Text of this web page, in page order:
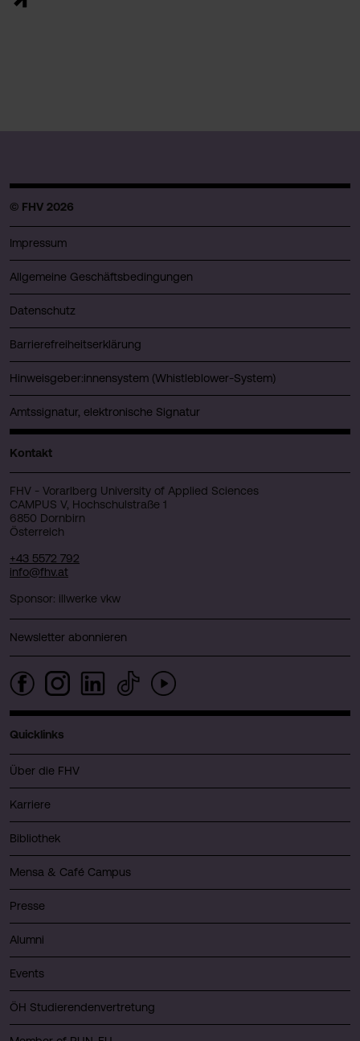
© FHV 2026
Impressum
Allgemeine Geschäftsbedingungen
Datenschutz
Barrierefreiheitserklärung
Hinweisgeber:innensystem (Whistleblower-System)
Amtssignatur, elektronische Signatur
Kontakt
FHV - Vorarlberg University of Applied Sciences
CAMPUS V, Hochschulstraße 1
6850 Dornbirn
Österreich
+43 5572 792
info@fhv.at
Sponsor: illwerke vkw
Newsletter abonnieren
Quicklinks
Über die FHV
Karriere
Bibliothek
Mensa & Café Campus
Presse
Alumni
Events
ÖH Studierendenvertretung